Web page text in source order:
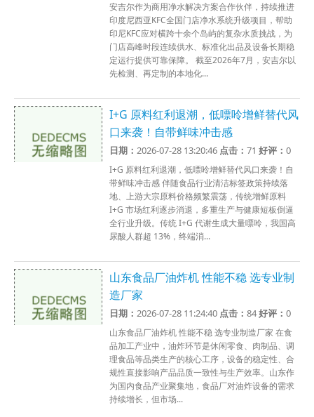
安吉尔作为商用净水解决方案合作伙伴，持续推进
印度尼西亚KFC全国门店净水系统升级项目，帮助
印尼KFC应对横跨十余个岛屿的复杂水质挑战，为
门店高峰时段连续供水、标准化出品及设备长期稳
定运行提供可靠保障。 截至2026年7月，安吉尔以
先检测、再定制的本地化...
I+G 原料红利退潮，低嘌呤增鲜替代风
口来袭！自带鲜味冲击感
日期：2026-07-28 13:20:46 点击：71好评：0
I+G 原料红利退潮，低嘌呤增鲜替代风口来袭！自
带鲜味冲击感 伴随食品行业清洁标签政策持续落
地、上游大宗原料价格频繁震荡，传统增鲜原料
I+G 市场红利逐步消退，多重生产与健康短板倒逼
全行业升级。传统 I+G 代谢生成大量嘌呤，我国高
尿酸人群超 13%，终端消...
山东食品厂油炸机 性能不稳 选专业制
造厂家
日期：2026-07-28 11:24:40 点击：84好评：0
山东食品厂油炸机 性能不稳 选专业制造厂家 在食
品加工产业中，油炸环节是休闲零食、肉制品、调
理食品等品类生产的核心工序，设备的稳定性、合
规性直接影响产品品质一致性与生产效率。山东作
为国内食品产业聚集地，食品厂对油炸设备的需求
持续增长，但市场...